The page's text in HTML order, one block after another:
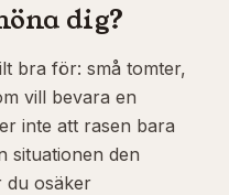
dig?
bra för: små tomter,
vill bevara en
inte att rasen bara
situationen den
du osäker